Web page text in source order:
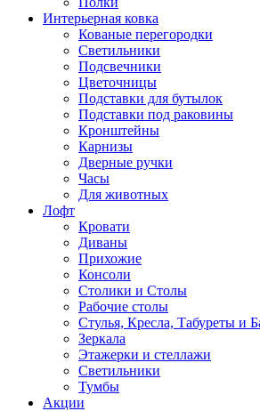
Интерьерная ковка
Кованые перегородки
Светильники
Подсвечники
Цветочницы
Подставки для бутылок
Подставки под раковины
Кронштейны
Карнизы
Дверные ручки
Часы
Для животных
Лофт
Кровати
Диваны
Прихожие
Консоли
Столики и Столы
Рабочие столы
Стулья, Кресла, Табуреты и
Зеркала
Этажерки и стеллажи
Светильники
Тумбы
Акции